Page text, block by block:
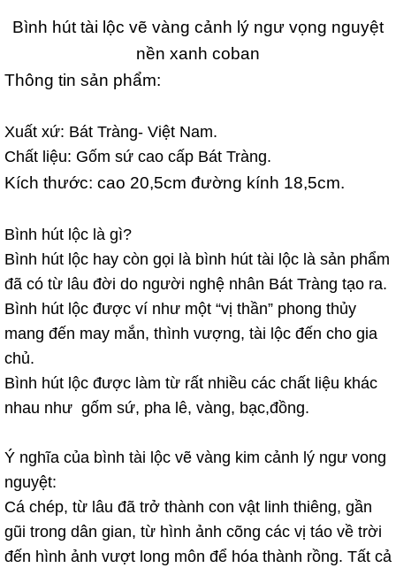
Bình hút tài lộc vẽ vàng cảnh lý ngư vọng nguyệt
nền xanh coban
Thông tin sản phẩm:
Xuất xứ: Bát Tràng- Việt Nam.
Chất liệu: Gốm sứ cao cấp Bát Tràng.
Kích thước: cao 20,5cm đường kính 18,5cm.
Bình hút lộc là gì?
Bình hút lộc hay còn gọi là bình hút tài lộc là sản phẩm
đã có từ lâu đời do người nghệ nhân Bát Tràng tạo ra.
Bình hút lộc được ví như một “vị thần” phong thủy
mang đến may mắn, thình vượng, tài lộc đến cho gia
chủ.
Bình hút lộc được làm từ rất nhiều các chất liệu khác
nhau như gốm sứ, pha lê, vàng, bạc,đồng.
Ý nghĩa của bình tài lộc vẽ vàng kim cảnh lý ngư vong
nguyệt:
Cá chép, từ lâu đã trở thành con vật linh thiêng, gần
gũi trong dân gian, từ hình ảnh cõng các vị táo về trời
đến hình ảnh vượt long môn để hóa thành rồng. Tất cả